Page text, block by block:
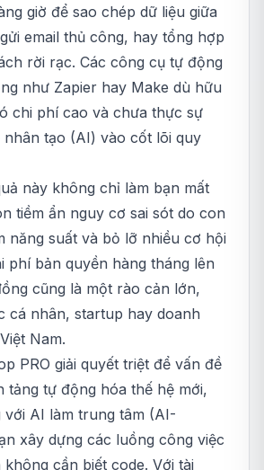
giờ để sao chép dữ liệu giữa
email thủ công, hay tổng hợp
rời rạc. Các công cụ tự động
như Zapier hay Make dù hữu
chi phí cao và chưa thực sự
tạo (AI) vào cốt lõi quy
này không chỉ làm bạn mất
tiềm ẩn nguy cơ sai sót do con
năng suất và bỏ lỡ nhiều cơ hội
phí bản quyền hàng tháng lên
cũng là một rào cản lớn,
cá nhân, startup hay doanh
Nam.
PRO giải quyết triệt để vấn đề
tảng tự động hóa thế hệ mới,
AI làm trung tâm (AI-
xây dựng các luồng công việc
cần biết code. Với tài